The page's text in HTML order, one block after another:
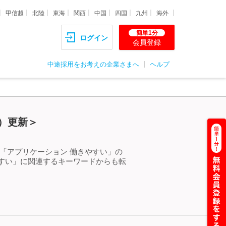
甲信越 北陸 東海 関西 中国 四国 九州 海外
ログイン
簡単1分
会員登録
中途採用をお考えの企業さまへ ヘルプ
更新＞
アプリケーション 働きやすい」の
い」に関連するキーワードからも転